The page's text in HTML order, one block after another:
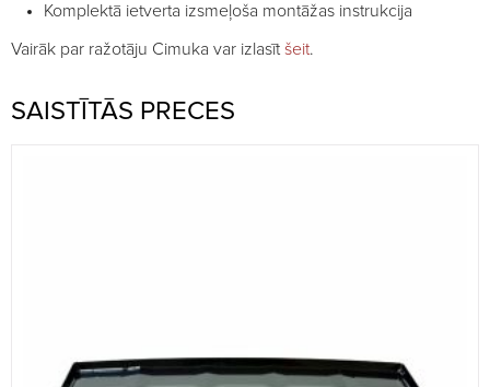
Komplektā ietverta izsmeļoša montāžas instrukcija
Vairāk par ražotāju Cimuka var izlasīt šeit.
SAISTĪTĀS PRECES